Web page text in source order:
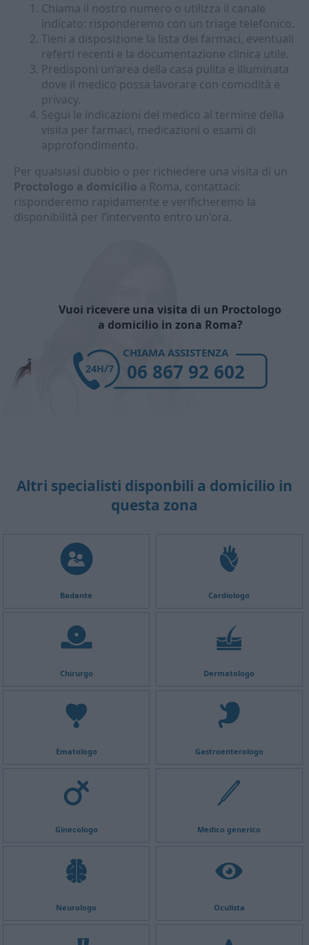
Chiama il nostro numero o utilizza il canale
indicato: risponderemo con un triage telefonico.
Tieni a disposizione la lista dei farmaci, eventuali
referti recenti e la documentazione clinica utile.
Predisponi un’area della casa pulita e illuminata
dove il medico possa lavorare con comodità e
privacy.
Segui le indicazioni del medico al termine della
visita per farmaci, medicazioni o esami di
approfondimento.
Per qualsiasi dubbio o per richiedere una visita di un
Proctologo a domicilio a Roma, contattaci:
risponderemo rapidamente e verificheremo la
disponibilità per l’intervento entro un'ora.
Vuoi ricevere una visita di un Proctologo
a domicilio in zona Roma?
CHIAMA ASSISTENZA
06 867 92 602
24H/7
Altri specialisti disponbili a domicilio in
questa zona
Badante Cardiologo
Chirurgo Dermatologo
Ematologo Gastroenterologo
Ginecologo Medico generico
Neurologo Oculista